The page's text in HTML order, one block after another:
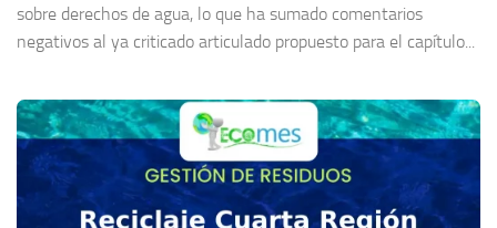
sobre derechos de agua, lo que ha sumado comentarios
negativos al ya criticado articulado propuesto para el capítulo...